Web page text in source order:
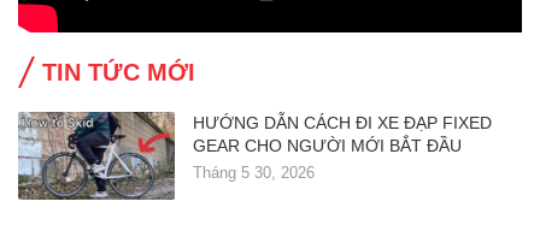
TIN TỨC MỚI
HƯỚNG DẪN CÁCH ĐI XE ĐẠP FIXED
GEAR CHO NGƯỜI MỚI BẮT ĐẦU
Tháng 5 30, 2026